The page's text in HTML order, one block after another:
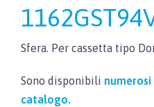
Sfera. Per cassetta tipo
Sono disponibili
catalogo.